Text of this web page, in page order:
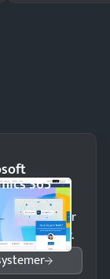
365
med et
overblik over